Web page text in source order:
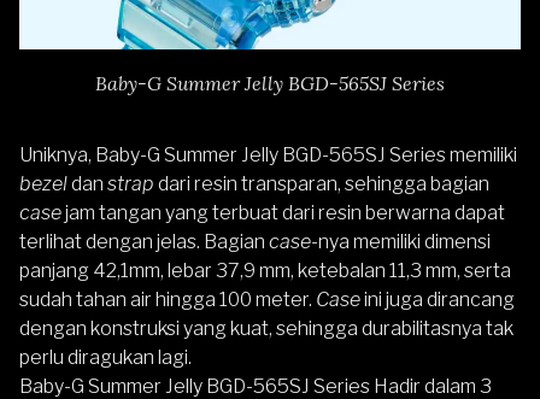
Baby-G Summer Jelly BGD-565SJ Series
Uniknya, Baby-G Summer Jelly BGD-565SJ Series memiliki
bezeldan strap dari resin transparan, sehingga bagian
casejam tangan yang terbuat dari resin berwarna dapat
terlihat dengan jelas. Bagian case-nya memiliki dimensi
panjang 42,1mm, lebar 37,9 mm, ketebalan 11,3 mm, serta
sudah tahan air hingga 100 meter. Caseini juga dirancang
dengan konstruksi yang kuat, sehingga durabilitasnya tak
perlu diragukan lagi.
Baby-G Summer Jelly BGD-565SJ Series Hadir dalam 3